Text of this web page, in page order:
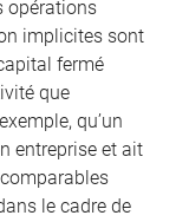
opérations
implicites sont
fermé
que
qu’un
entreprise et ait
le cadre de